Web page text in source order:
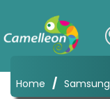
Home / Samsung